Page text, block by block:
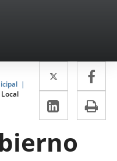
Twitter
Enlace
a
una
externa.
a
LinkedIn
Enlace
a
una